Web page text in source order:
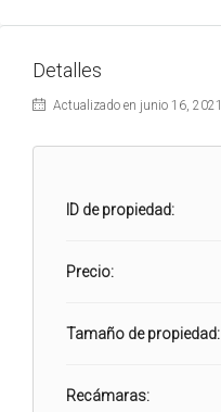
Detalles
Actualizado en junio 16,
ID de propiedad:
Precio:
Tamaño de propiedad:
Recámaras: